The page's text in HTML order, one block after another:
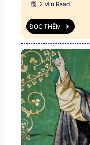
2 Min Read
ĐỌC THÊM